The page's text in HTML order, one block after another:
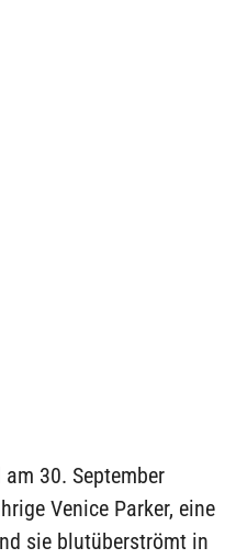
30. September
Venice Parker, eine
sie blutüberströmt in